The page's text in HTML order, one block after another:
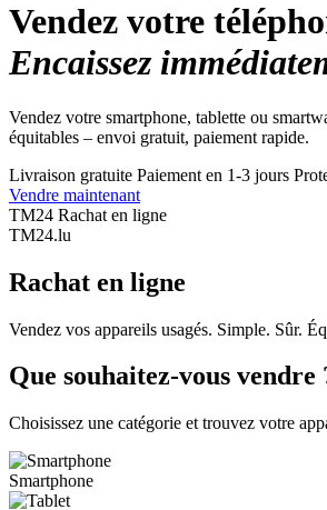
Vendez votre
Encaissez
Vendez votre smartphone, tablette ou
équitables – envoi gratuit, paiement rapide.
Livraison gratuite Paiement en 1-3 jours
Vendre maintenant
TM24 Rachat en ligne
TM24.lu
Rachat en ligne
Vendez vos appareils usagés. Simple. Sûr.
Que souhaitez-vous vendre
Choisissez une catégorie et trouvez votre
Smartphone